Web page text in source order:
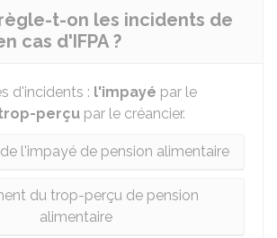
t-on les incidents de
cas d'IFPA ?
d'incidents : l'impayé par le
perçu par le créancier.
l'impayé de pension alimentaire
du trop-perçu de pension
alimentaire